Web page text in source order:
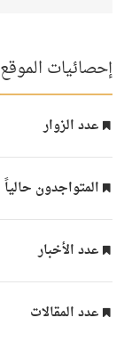
إحصائيات الموقع
عدد الزوار
المتواجدون حالياً
عدد الأخبار
عدد المقالات